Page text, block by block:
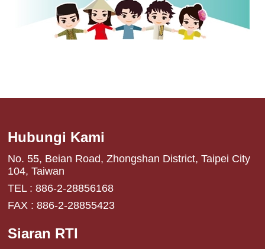
Hubungi Kami
No. 55, Beian Road, Zhongshan District, Taipei City
104, Taiwan
TEL : 886-2-28856168
FAX : 886-2-28855423
Siaran RTI